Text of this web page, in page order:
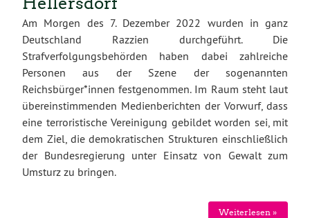
Am Morgen des 7. Dezember 2022 wurden in ganz
Deutschland Razzien durchgeführt. Die
Strafverfolgungsbehörden haben dabei zahlreiche
Personen aus der Szene der sogenannten
Reichsbürger*innen festgenommen. Im Raum steht laut
übereinstimmenden Medienberichten der Vorwurf, dass
eine terroristische Vereinigung gebildet worden sei, mit
dem Ziel, die demokratischen Strukturen einschließlich
der Bundesregierung unter Einsatz von Gewalt zum
Umsturz zu bringen.
Weiterlesen »